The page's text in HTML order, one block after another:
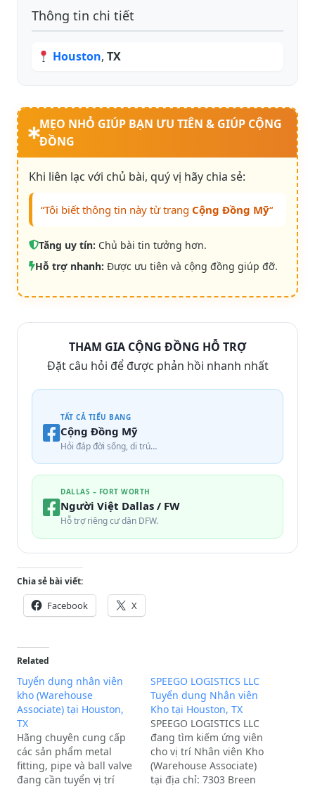
Thông tin chi tiết
Houston,TX
MẸO NHỎ GIÚP BẠN ƯU TIÊN & GIÚP CỘNG
ĐỒNG
Khi liên lạc với chủ bài, quý vị hãy chia sẻ:
“Tôi biết thông tin này từ trang Cộng Đồng Mỹ“
Tăng uy tín: Chủ bài tin tưởng hơn.
Hỗ trợ nhanh: Được ưu tiên và cộng đồng giúp đỡ.
THAM GIA CỘNG ĐỒNG HỖ TRỢ
Đặt câu hỏi để được phản hồi nhanh nhất
TẤT CẢ TIỂU BANG
Cộng Đồng Mỹ
Hỏi đáp đời sống, di trú…
DALLAS – FORT WORTH
Người Việt Dallas / FW
Hỗ trợ riêng cư dân DFW.
Chia sẻ bài viết:
Facebook X
Related
Tuyển dụng nhân viên
kho (Warehouse
Associate) tại Houston,
TX
Hãng chuyên cung cấp
các sản phẩm metal
fitting, pipe và ball valve
đang cần tuyển vị trí
SPEEGO LOGISTICS LLC
Tuyển dụng Nhân viên
Kho tại Houston, TX
SPEEGO LOGISTICS LLC
đang tìm kiếm ứng viên
cho vị trí Nhân viên Kho
(Warehouse Associate)
tại địa chỉ: 7303 Breen